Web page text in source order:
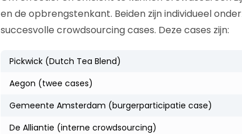
en de opbrengstenkant. Beiden zijn individueel
succesvolle crowdsourcing cases. Deze cases zijn:
Pickwick (Dutch Tea Blend)
Aegon (twee cases)
Gemeente Amsterdam (burgerparticipatie case)
De Alliantie (interne crowdsourcing)